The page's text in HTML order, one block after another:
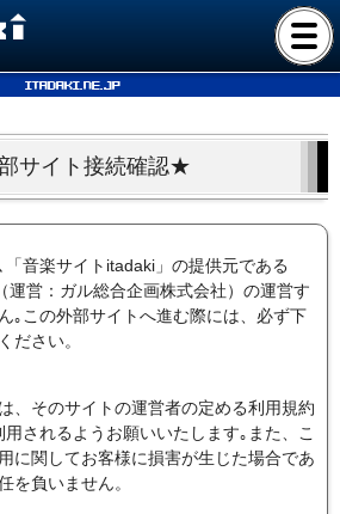
itadaki.ne.jp
サイト接続確認★
「音楽サイトitadaki」の提供元である
運営：ガル総合企画株式会社）の運営す
｡この外部サイトへ進む際には、必ず下
ださい。
、そのサイトの運営者の定める利用規約
されるようお願いいたします｡また、こ
に関してお客様に損害が生じた場合であ
を負いません。